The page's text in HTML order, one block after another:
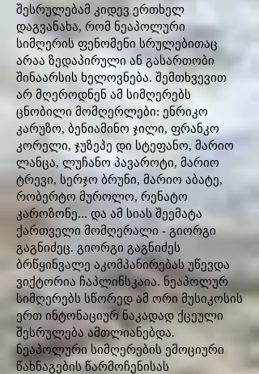
შესრულებამ კიდევ ერთხელ
დაგვანახა, რომ ნეაპოლური
სიმღერის ფენომენი სრულებითაც
არაა ზედაპირული ან გასართობი
შინაარსის ხელოვნება. შემთხვევით
არ მღეროდნენ ამ სიმღერებს
ცნობილი მომღერლები: ენრიკო
კარუზო, ბენიამინო ჯილი, ფრანკო
კორელი, ჯუზეპე დი სტეფანო, მარიო
ლანცა, ლუჩანო პავაროტი, მარიო
ტრევი, სერჯო ბრუნი, მარიო აბატე,
რობერტო მუროლო, რენატო
კაროზონე... და ამ სიას შეემატა
ქართველი მომღერალი - გიორგი
გაგნიძეც. გიორგი გაგნიძეს
ბრწყინვალე აკომპანირებას უწევდა
ვიქტორია ჩაპლინსკაია. ნეაპოლურ
სიმღერებს სწორედ ამ ორი მუსიკოსის
ერთ ინტონაციურ ნაკადად ქცეული
შესრულება ამთლიანებდა.
ნეაპოლური სიმღერების ემოციური
წახნაგების წარმოჩენისას